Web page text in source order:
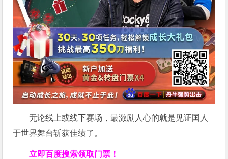
无论线上或线下赛场，最激励人心的就是见证国人
于世界舞台斩获佳绩了。
立即百度搜索领取门票！